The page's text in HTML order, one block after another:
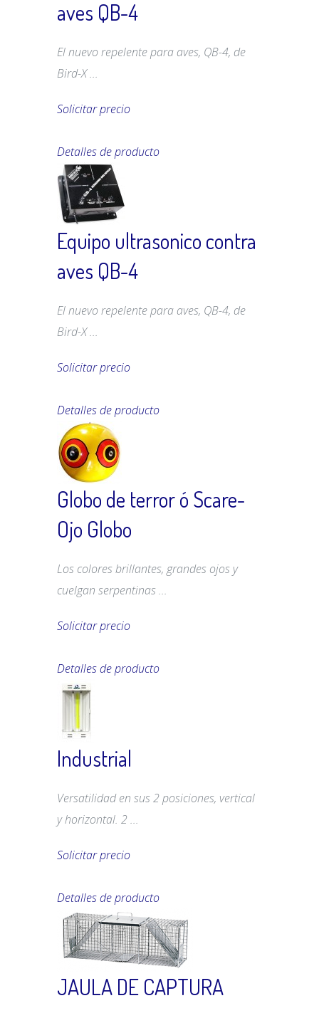
aves QB-4
El nuevo repelente para aves, QB-4, de
Bird-X ...
Solicitar precio
Detalles de producto
Equipo ultrasonico contra
aves QB-4
El nuevo repelente para aves, QB-4, de
Bird-X ...
Solicitar precio
Detalles de producto
Globo de terror ó Scare-
Ojo Globo
Los colores brillantes, grandes ojos y
cuelgan serpentinas ...
Solicitar precio
Detalles de producto
Industrial
Versatilidad en sus 2 posiciones, vertical
y horizontal. 2 ...
Solicitar precio
Detalles de producto
JAULA DE CAPTURA